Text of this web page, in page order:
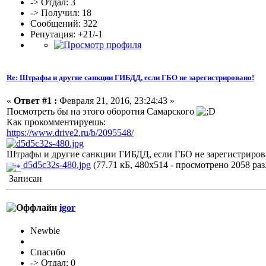
-> Получил: 18
Сообщений: 322
Репутация: +21/-1
Re: Штрафы и другие санкции ГИБДД, если ГБО не зарегистрировано!
« Ответ #1 : Февраля 21, 2016, 23:24:43 »
Посмотреть бы на этого оборотня Самарского
Как прокомментируешь:
https://www.drive2.ru/b/2095548/
Штрафы и другие санкции ГИБДД, если ГБО не
d5d5c32s-480.jpg (77.71 кБ, 480x514 - просмотрено 2058
Записан
igor
Newbie
Спасибо
-> Отдал: 0